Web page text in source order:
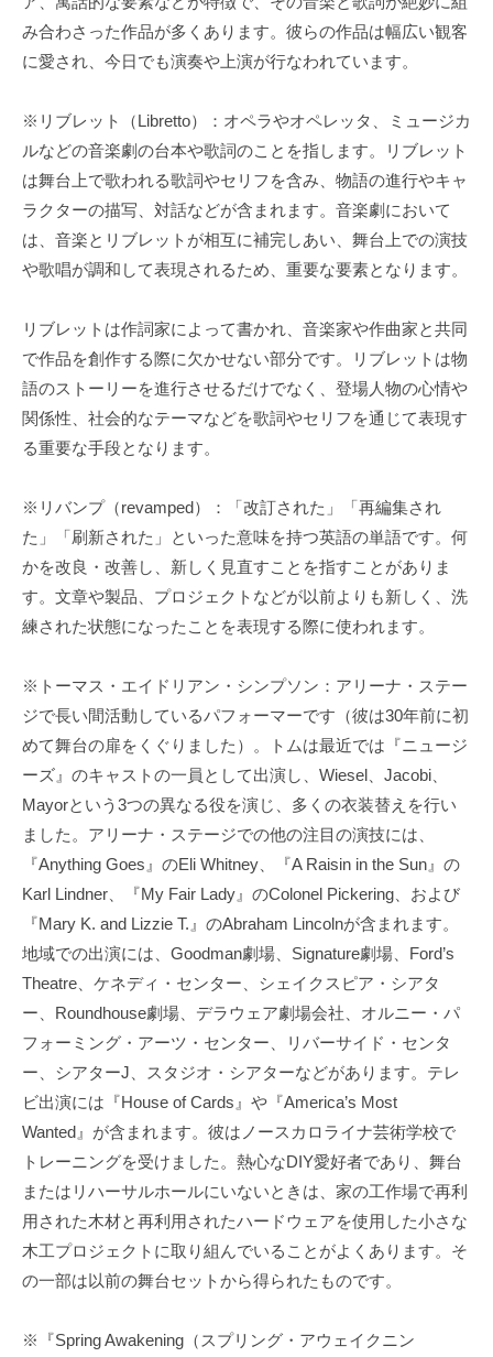
み合わさった作品が多くあります。彼らの作品は幅広い観客
に愛され、今日でも演奏や上演が行なわれています。
※リブレット（Libretto）：オペラやオペレッタ、ミュージカ
ルなどの音楽劇の台本や歌詞のことを指します。リブレット
は舞台上で歌われる歌詞やセリフを含み、物語の進行やキャ
ラクターの描写、対話などが含まれます。音楽劇において
は、音楽とリブレットが相互に補完しあい、舞台上での演技
や歌唱が調和して表現されるため、重要な要素となります。
リブレットは作詞家によって書かれ、音楽家や作曲家と共同
で作品を創作する際に欠かせない部分です。リブレットは物
語のストーリーを進行させるだけでなく、登場人物の心情や
関係性、社会的なテーマなどを歌詞やセリフを通じて表現す
る重要な手段となります。
※リバンプ（revamped）：「改訂された」「再編集され
た」「刷新された」といった意味を持つ英語の単語です。何
かを改良・改善し、新しく見直すことを指すことがありま
す。文章や製品、プロジェクトなどが以前よりも新しく、洗
練された状態になったことを表現する際に使われます。
※トーマス・エイドリアン・シンプソン：アリーナ・ステー
ジで長い間活動しているパフォーマーです（彼は30年前に初
めて舞台の扉をくぐりました）。トムは最近では『ニュージ
ーズ』のキャストの一員として出演し、Wiesel、Jacobi、
Mayorという3つの異なる役を演じ、多くの衣装替えを行い
ました。アリーナ・ステージでの他の注目の演技には、
『Anything Goes』のEli Whitney、『A Raisin in the Sun』の
Karl Lindner、『My Fair Lady』のColonel Pickering、および
『Mary K. and Lizzie T.』のAbraham Lincolnが含まれます。
地域での出演には、Goodman劇場、Signature劇場、Ford’s
Theatre、ケネディ・センター、シェイクスピア・シアタ
ー、Roundhouse劇場、デラウェア劇場会社、オルニー・パ
フォーミング・アーツ・センター、リバーサイド・センタ
ー、シアターJ、スタジオ・シアターなどがあります。テレ
ビ出演には『House of Cards』や『America’s Most
Wanted』が含まれます。彼はノースカロライナ芸術学校で
トレーニングを受けました。熱心なDIY愛好者であり、舞台
またはリハーサルホールにいないときは、家の工作場で再利
用された木材と再利用されたハードウェアを使用した小さな
木工プロジェクトに取り組んでいることがよくあります。そ
の一部は以前の舞台セットから得られたものです。
※『Spring Awakening（スプリング・アウェイクニン